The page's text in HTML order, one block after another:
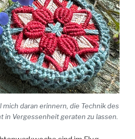
mich daran erinnern, die Technik des
in Vergessenheit geraten zu lassen.